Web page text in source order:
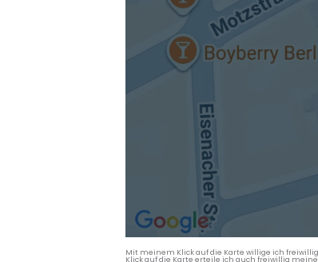
Mit meinem Klick auf die Karte willige ich
Klick auf die Karte erteile ich auch freiwillig